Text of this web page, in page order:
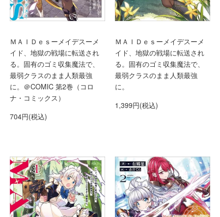
ＭＡＩＤｅｓーメイデスーメ
イド、地獄の戦場に転送され
る。固有のゴミ収集魔法で、
最弱クラスのまま人類最強
に。＠COMIC 第2巻（コロ
ナ・コミックス）
704円(税込)
ＭＡＩＤｅｓーメイデスーメ
イド、地獄の戦場に転送され
る。固有のゴミ収集魔法で、
最弱クラスのまま人類最強
に。
1,399円(税込)